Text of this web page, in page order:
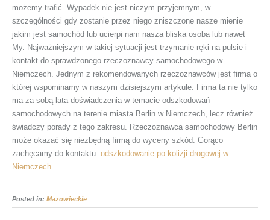
możemy trafić. Wypadek nie jest niczym przyjemnym, w
szczególności gdy zostanie przez niego zniszczone nasze mienie
jakim jest samochód lub ucierpi nam nasza bliska osoba lub nawet
My. Najważniejszym w takiej sytuacji jest trzymanie ręki na pulsie i
kontakt do sprawdzonego rzeczoznawcy samochodowego w
Niemczech. Jednym z rekomendowanych rzeczoznawców jest firma o
której wspominamy w naszym dzisiejszym artykule. Firma ta nie tylko
ma za sobą lata doświadczenia w temacie odszkodowań
samochodowych na terenie miasta Berlin w Niemczech, lecz również
świadczy porady z tego zakresu. Rzeczoznawca samochodowy Berlin
może okazać się niezbędną firmą do wyceny szkód. Gorąco
zachęcamy do kontaktu. odszkodowanie po kolizji drogowej w
Niemczech
Posted in: Mazowieckie